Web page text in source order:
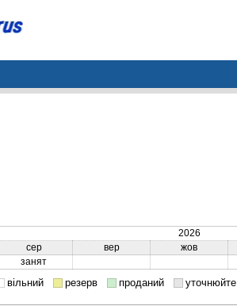
2026
сер
вер жов
занят
вільний резерв проданий уточнюйте